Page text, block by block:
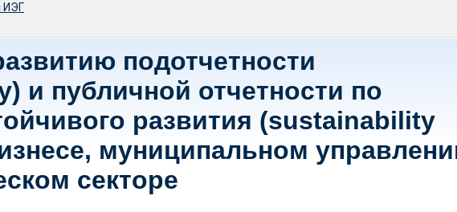
ИЭГ
подотчетности
и публичной отчетности по
развития (sustainability
муниципальном
секторе